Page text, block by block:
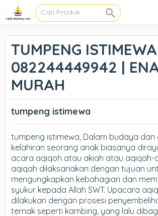
TUMPENG
082244449942 |
MURAH
tumpeng istimewa
tumpeng istimewa, Dalam budaya dan
kelahiran seorang anak biasanya
acara aqiqoh atau akiah atau aqiqah-
aqiqah dilaksanakan dengan tujuan
mengungkapkan kebahagian dan
syukur kepada Allah SWT. Upacara
dilakukan dengan prosesi
ternak seperti kambing, yang lalu